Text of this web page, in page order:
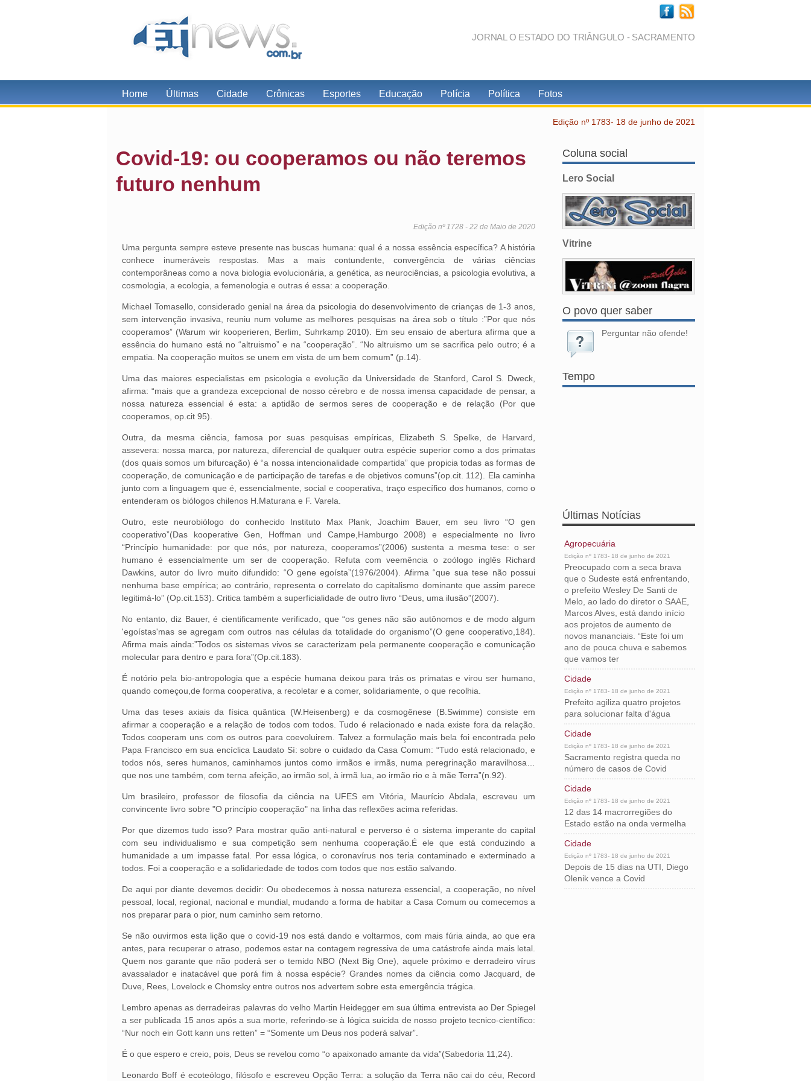
JORNAL O ESTADO DO TRIÂNGULO - SACRAMENTO
Home Últimas Cidade Crônicas Esportes Educação Polícia Política Fotos
Edição nº 1783- 18 de junho de 2021
Covid-19: ou cooperamos ou não teremos
futuro nenhum
Edição nº 1728 - 22 de Maio de 2020
Uma pergunta sempre esteve presente nas buscas humana: qual é a nossa essência específica? A história
conhece inumeráveis respostas. Mas a mais contundente, convergência de várias ciências
contemporâneas como a nova biologia evolucionária, a genética, as neurociências, a psicologia evolutiva, a
cosmologia, a ecologia, a femenologia e outras é essa: a cooperação.
Michael Tomasello, considerado genial na área da psicologia do desenvolvimento de crianças de 1-3 anos,
sem intervenção invasiva, reuniu num volume as melhores pesquisas na área sob o título :”Por que nós
cooperamos” (Warum wir kooperieren, Berlim, Suhrkamp 2010). Em seu ensaio de abertura afirma que a
essência do humano está no “altruismo” e na “cooperação”. “No altruismo um se sacrifica pelo outro; é a
empatia. Na cooperação muitos se unem em vista de um bem comum” (p.14).
Uma das maiores especialistas em psicologia e evolução da Universidade de Stanford, Carol S. Dweck,
afirma: “mais que a grandeza excepcional de nosso cérebro e de nossa imensa capacidade de pensar, a
nossa natureza essencial é esta: a aptidão de sermos seres de cooperação e de relação (Por que
cooperamos, op.cit 95).
Outra, da mesma ciência, famosa por suas pesquisas empíricas, Elizabeth S. Spelke, de Harvard,
assevera: nossa marca, por natureza, diferencial de qualquer outra espécie superior como a dos primatas
(dos quais somos um bifurcação) é “a nossa intencionalidade compartida” que propicia todas as formas de
cooperação, de comunicação e de participação de tarefas e de objetivos comuns”(op.cit. 112). Ela caminha
junto com a linguagem que é, essencialmente, social e cooperativa, traço específico dos humanos, como o
entenderam os biólogos chilenos H.Maturana e F. Varela.
Outro, este neurobiólogo do conhecido Instituto Max Plank, Joachim Bauer, em seu livro “O gen
cooperativo”(Das kooperative Gen, Hoffman und Campe,Hamburgo 2008) e especialmente no livro
“Princípio humanidade: por que nós, por natureza, cooperamos”(2006) sustenta a mesma tese: o ser
humano é essencialmente um ser de cooperação. Refuta com veemência o zoólogo inglês Richard
Dawkins, autor do livro muito difundido: “O gene egoísta”(1976/2004). Afirma “que sua tese não possui
nenhuma base empírica; ao contrário, representa o correlato do capitalismo dominante que assim parece
legitimá-lo” (Op.cit.153). Critica também a superficialidade de outro livro “Deus, uma ilusão”(2007).
No entanto, diz Bauer, é cientificamente verificado, que “os genes não são autônomos e de modo algum
'egoístas'mas se agregam com outros nas células da totalidade do organismo”(O gene cooperativo,184).
Afirma mais ainda:”Todos os sistemas vivos se caracterizam pela permanente cooperação e comunicação
molecular para dentro e para fora”(Op.cit.183).
É notório pela bio-antropologia que a espécie humana deixou para trás os primatas e virou ser humano,
quando começou,de forma cooperativa, a recoletar e a comer, solidariamente, o que recolhia.
Uma das teses axiais da física quântica (W.Heisenberg) e da cosmogênese (B.Swimme) consiste em
afirmar a cooperação e a relação de todos com todos. Tudo é relacionado e nada existe fora da relação.
Todos cooperam uns com os outros para coevoluirem. Talvez a formulação mais bela foi encontrada pelo
Papa Francisco em sua encíclica Laudato Sì: sobre o cuidado da Casa Comum: “Tudo está relacionado, e
todos nós, seres humanos, caminhamos juntos como irmãos e irmãs, numa peregrinação maravilhosa…
que nos une também, com terna afeição, ao irmão sol, à irmã lua, ao irmão rio e à mãe Terra”(n.92).
Um brasileiro, professor de filosofia da ciência na UFES em Vitória, Maurício Abdala, escreveu um
convincente livro sobre "O princípio cooperação" na linha das reflexões acima referidas.
Por que dizemos tudo isso? Para mostrar quão anti-natural e perverso é o sistema imperante do capital
com seu individualismo e sua competição sem nenhuma cooperação.É ele que está conduzindo a
humanidade a um impasse fatal. Por essa lógica, o coronavírus nos teria contaminado e exterminado a
todos. Foi a cooperação e a solidariedade de todos com todos que nos estão salvando.
De aqui por diante devemos decidir: Ou obedecemos à nossa natureza essencial, a cooperação, no nível
pessoal, local, regional, nacional e mundial, mudando a forma de habitar a Casa Comum ou comecemos a
nos preparar para o pior, num caminho sem retorno.
Se não ouvirmos esta lição que o covid-19 nos está dando e voltarmos, com mais fúria ainda, ao que era
antes, para recuperar o atraso, podemos estar na contagem regressiva de uma catástrofe ainda mais letal.
Quem nos garante que não poderá ser o temido NBO (Next Big One), aquele próximo e derradeiro vírus
avassalador e inatacável que porá fim à nossa espécie? Grandes nomes da ciência como Jacquard, de
Duve, Rees, Lovelock e Chomsky entre outros nos advertem sobre esta emergência trágica.
Lembro apenas as derradeiras palavras do velho Martin Heidegger em sua última entrevista ao Der Spiegel
a ser publicada 15 anos após a sua morte, referindo-se à lógica suicida de nosso projeto tecnico-científico:
“Nur noch ein Gott kann uns retten” = “Somente um Deus nos poderá salvar”.
É o que espero e creio, pois, Deus se revelou como “o apaixonado amante da vida”(Sabedoria 11,24).
Leonardo Boff é ecoteólogo, filósofo e escreveu Opção Terra: a solução da Terra não cai do céu, Record
Coluna social
Lero Social
Vitrine
O povo quer saber
Perguntar não ofende!
Tempo
Últimas Notícias
Agropecuária
Edição nº 1783- 18 de junho de 2021
Preocupado com a seca brava
que o Sudeste está enfrentando,
o prefeito Wesley De Santi de
Melo, ao lado do diretor o SAAE,
Marcos Alves, está dando início
aos projetos de aumento de
novos mananciais. “Este foi um
ano de pouca chuva e sabemos
que vamos ter
Cidade
Edição nº 1783- 18 de junho de 2021
Prefeito agiliza quatro projetos
para solucionar falta d'água
Cidade
Edição nº 1783- 18 de junho de 2021
Sacramento registra queda no
número de casos de Covid
Cidade
Edição nº 1783- 18 de junho de 2021
12 das 14 macrorregiões do
Estado estão na onda vermelha
Cidade
Edição nº 1783- 18 de junho de 2021
Depois de 15 dias na UTI, Diego
Olenik vence a Covid